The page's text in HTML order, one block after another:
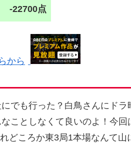
-22700点
から
でも行った？白鳥さんにドラ
ことしなくて良いのよ！今
どころか東3局1本場なんて山